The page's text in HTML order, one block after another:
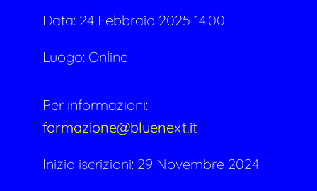
Data: 24 Febbraio 2025 14:00
Luogo: Online
Per informazioni:
formazione@bluenext.it
Inizio iscrizioni: 29 Novembre 2024